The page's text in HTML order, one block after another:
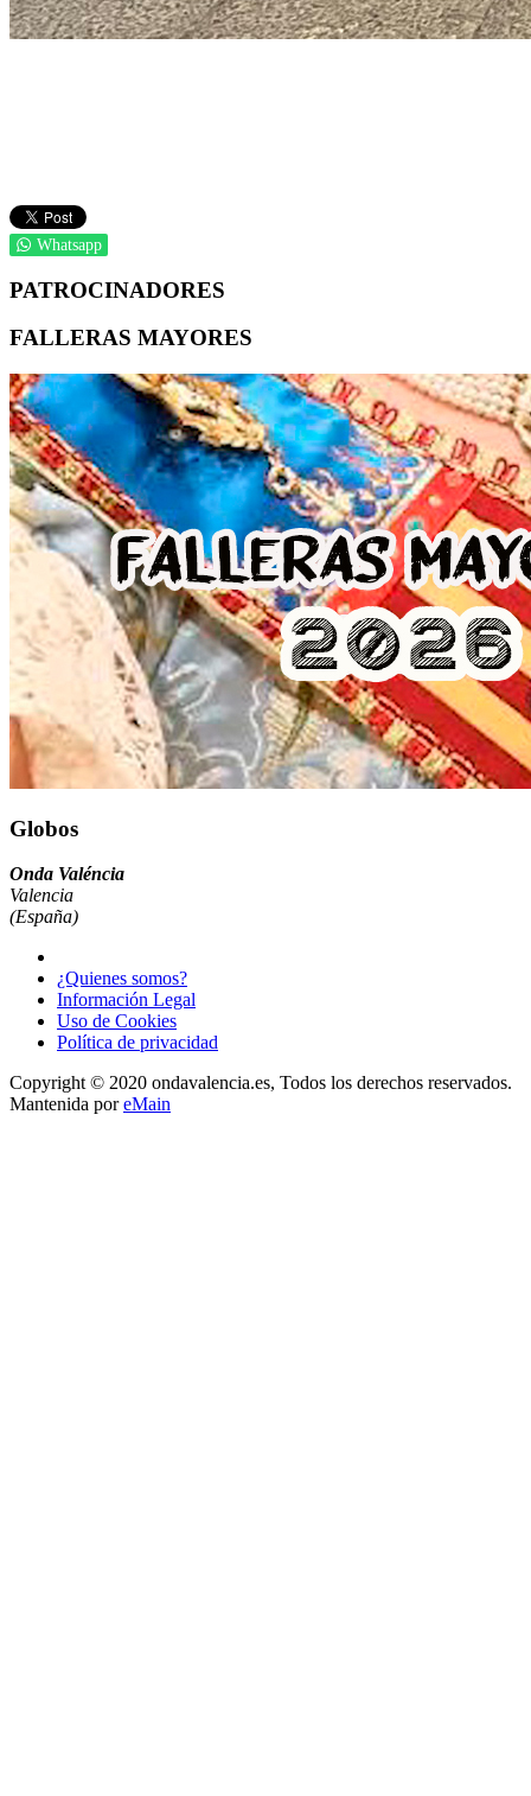
Whatsapp
PATROCINADORES
FALLERAS MAYORES
Globos
Onda Valéncia
Valencia
(España)
¿Quienes somos?
Información Legal
Uso de Cookies
Política de privacidad
Copyright © 2020 ondavalencia.es, Todos los derechos reservados.
Mantenida poreMain